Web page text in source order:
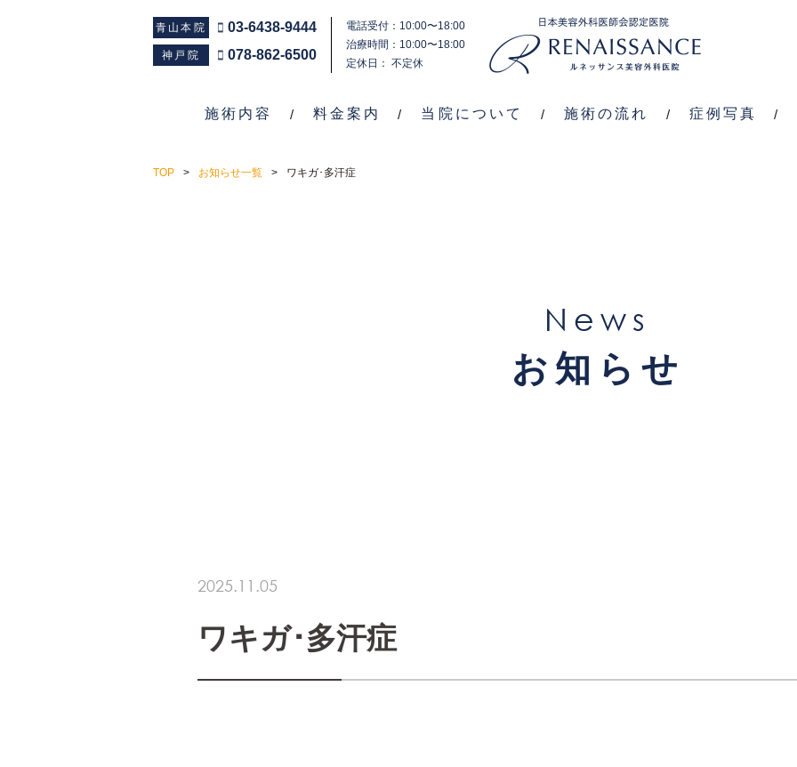
青山本院 03-6438-9444
神戸院 078-862-6500
電話受付：10:00〜18:00
治療時間：10:00〜18:00
定休日： 不定休
施術内容 料金案内 当院について 施術の流れ 症例写真
施
術
料
当院
施術
の流
症
例
TOP お知らせ一覧 ワキガ･多汗症
News
お知らせ
2025.11.05
ワキガ･多汗症